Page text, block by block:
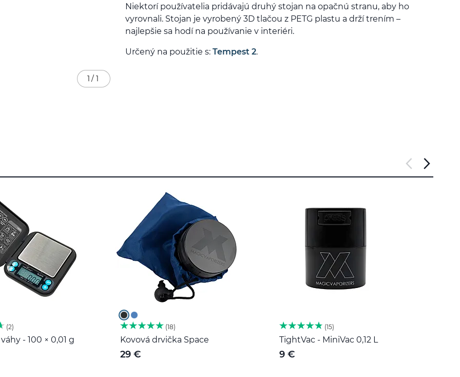
Niektorí používatelia pridávajú druhý stojan na opačnú stranu, aby ho
vyrovnali. Stojan je vyrobený 3D tlačou z PETG plastu a drží trením –
najlepšie sa hodí na používanie v interiéri.
Určený na použitie s: Tempest 2.
1 / 1
2
- 100 × 0,01 g
18
Kovová drvička Space
29 €
15
TightVac - MiniVac 0,12 L
9 €